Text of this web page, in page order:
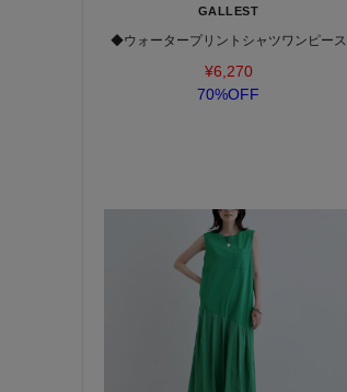
GALLEST
◆ウォータープリントシャツワンピース
¥6,270
70%OFF